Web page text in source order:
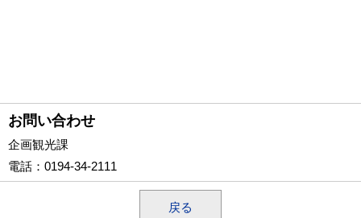
お問い合わせ
企画観光課
電話 ：0194-34-2111
戻る